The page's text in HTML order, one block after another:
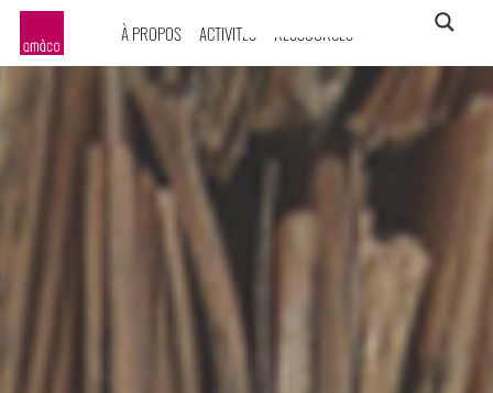
À PROPOS ACTIVITÉS RESSOURCES